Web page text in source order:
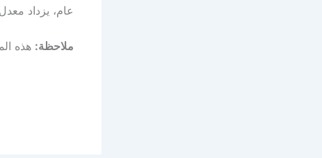
عام، يزداد
ملاحظة: هذه